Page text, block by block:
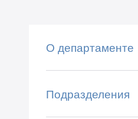
О департаменте
Подразделения